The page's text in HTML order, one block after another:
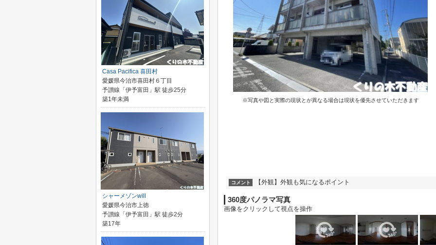
※写真や図と実際の現状とが異なる場合は現状を優先させていただきます
コメント 【外観】外観も気になるポイント
360度パノラマ写真
画像をクリックして視点を操作
Casa Pacifica 喜田村
愛媛県今治市喜田村６丁目
予讃線「伊予富田」駅 徒歩25分
築1年未満
シャーメゾンwill
愛媛県今治市上徳
予讃線「伊予富田」駅 徒歩2分
築17年